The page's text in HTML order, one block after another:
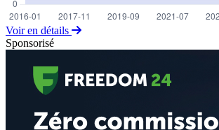
Voir en détails
Sponsorisé